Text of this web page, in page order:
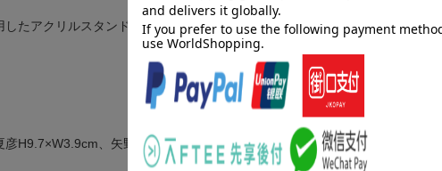
たアクリルスタンド4体とトレカがセットに! 思わず手に取りたくなるこだ
H9.7×W3.9cm、矢野秋臣H10.3×W5.5cm、二茅冬貴H9.9×W4.7cm(最大)